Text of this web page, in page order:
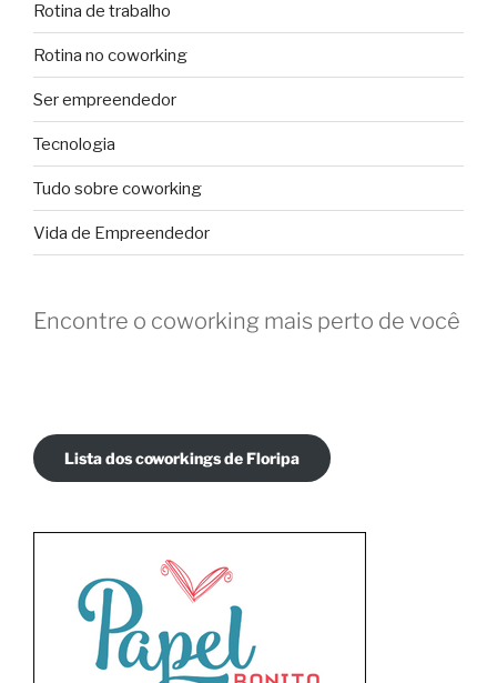
Rotina de trabalho
Rotina no coworking
Ser empreendedor
Tecnologia
Tudo sobre coworking
Vida de Empreendedor
Encontre o coworking mais perto de você
Lista dos coworkings de Floripa